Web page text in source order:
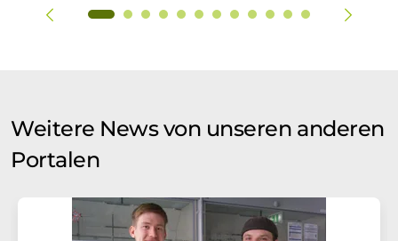
Weitere News von unseren anderen
Portalen